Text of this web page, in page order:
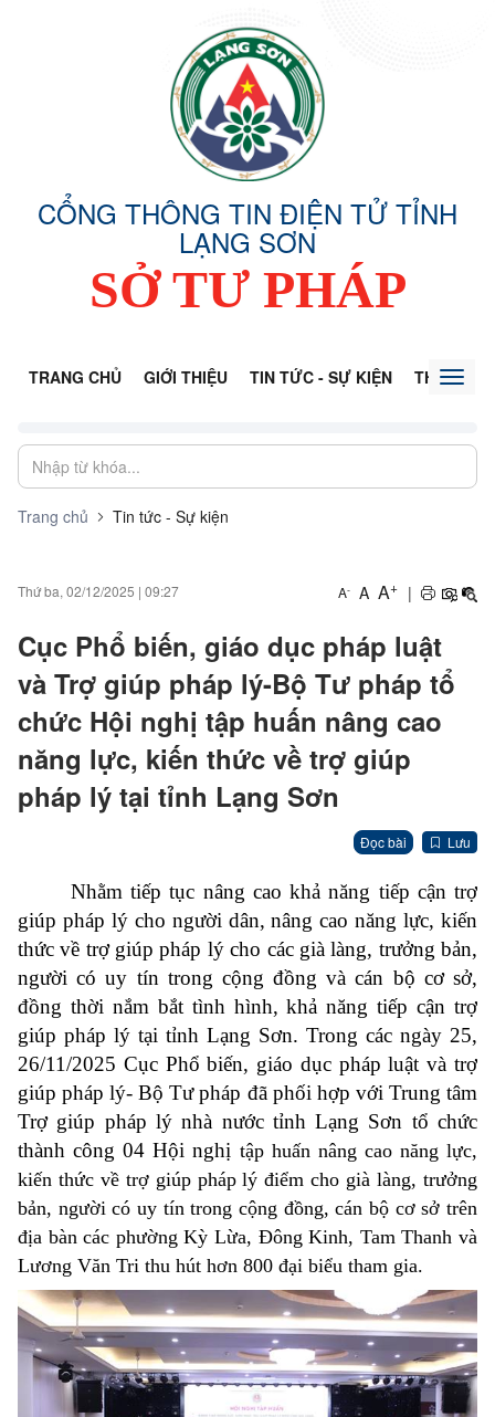
CỔNG THÔNG TIN ĐIỆN TỬ TỈNH
LẠNG SƠN
SỞ TƯ PHÁP
TRANG CHỦ GIỚI THIỆU TIN TỨC - SỰ KIỆN THÔNG
Trang chủ Tin tức - Sự kiện
Thứ ba, 02/12/2025 | 09:27 A- A A+ |
Cục Phổ biến, giáo dục pháp luật
và Trợ giúp pháp lý-Bộ Tư pháp tổ
chức Hội nghị tập huấn nâng cao
năng lực, kiến thức về trợ giúp
pháp lý tại tỉnh Lạng Sơn
Đọc bài Lưu
Nhằm tiếp tục nâng cao khả năng tiếp cận trợ
giúp pháp lý cho người dân, nâng cao năng lực, kiến
thức về trợ giúp pháp lý cho các già làng, trưởng bản,
người có uy tín trong cộng đồng và cán bộ cơ sở,
đồng thời nắm bắt tình hình, khả năng tiếp cận trợ
giúp pháp lý tại tỉnh Lạng Sơn. Trong các ngày 25,
26/11/2025 Cục Phổ biến, giáo dục pháp luật và trợ
giúp pháp lý- Bộ Tư pháp đã phối hợp với Trung tâm
Trợ giúp pháp lý nhà nước tỉnh Lạng Sơn tổ chức
thành công 04 Hội nghị tập huấn nâng cao năng lực,
kiến thức về trợ giúp pháp lý điểm cho già làng, trưởng
bản, người có uy tín trong cộng đồng, cán bộ cơ sở trên
địa bàn các phường Kỳ Lừa, Đông Kinh, Tam Thanh và
Lương Văn Tri thu hút hơn 800 đại biểu tham gia.